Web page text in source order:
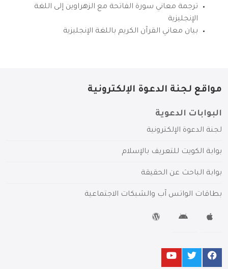
ترجمة معاني سورة الفاتحة مع الزهراوين إلى اللغة
الإنجليزية
بيان معاني القرآن الكريم باللغة الإنجليزية
مواقع لجنة الدعوة الإلكترونية
البوابات الدعوية
لجنة الدعوة الإلكترونية
بوابة الكويت للتعريف بالإسلام
بوابة الباحث عن الحقيقة
بطاقات الواتس آب والشبكات الاجتماعية